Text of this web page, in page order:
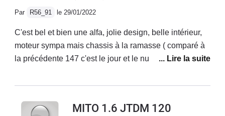
confortable.Très belle sonorité qui donne envie
d'accélerer, même avec la ligne d'origine.Enfin
magnifique design, c'est une voiture très belle à
regarder.
Par R56_91 le 29/01/2022
C'est bel et bien une alfa, jolie design, belle intérieur,
moteur sympa mais chassis à la ramasse ( comparé à
la précédente 147 c'est le jour et le nuit...) Fiabilité à
km...).Je ne l'ai finalement gardé seulement 1 an.2000
du haut moteur (multi air) et entretien classique suite à
MITO 1.6 JTDM 120